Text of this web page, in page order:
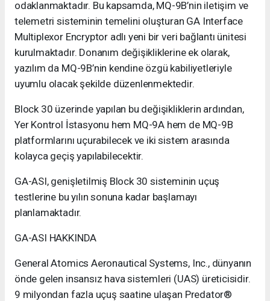
odaklanmaktadır. Bu kapsamda, MQ-9B’nin iletişim ve
telemetri sisteminin temelini oluşturan GA Interface
Multiplexor Encryptor adlı yeni bir veri bağlantı ünitesi
kurulmaktadır. Donanım değişikliklerine ek olarak,
yazılım da MQ-9B’nin kendine özgü kabiliyetleriyle
uyumlu olacak şekilde düzenlenmektedir.
Block 30 üzerinde yapılan bu değişikliklerin ardından,
Yer Kontrol İstasyonu hem MQ-9A hem de MQ-9B
platformlarını uçurabilecek ve iki sistem arasında
kolayca geçiş yapılabilecektir.
GA-ASI, genişletilmiş Block 30 sisteminin uçuş
testlerine bu yılın sonuna kadar başlamayı
planlamaktadır.
GA-ASI HAKKINDA
General Atomics Aeronautical Systems, Inc., dünyanın
önde gelen insansız hava sistemleri (UAS) üreticisidir.
9 milyondan fazla uçuş saatine ulaşan Predator®